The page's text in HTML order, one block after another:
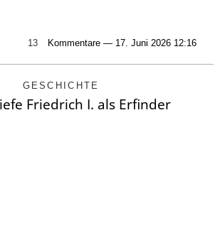
13 Kommentare — 17. Juni 2026 12:16
GESCHICHTE
Friedrich I. als Erfinder